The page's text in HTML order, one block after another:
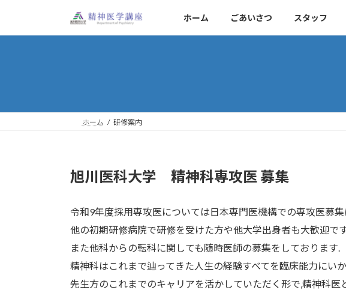
テ
ゲ
ホーム ごあいさつ スタッフ
ホーム 研修案内
旭川医科大学 精神科専攻医 募集
令和9年度採用専攻医については日本専門医機構での専攻医募
他の初期研修病院で研修を受けた方や他大学出身者も大歓迎で
また他科からの転科に関しても随時医師の募集をしております.
精神科はこれまで辿ってきた人生の経験すべてを臨床能力にい
先生方のこれまでのキャリアを活かしていただく形で,精神科